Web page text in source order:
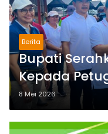
Berita
Bupati
Kepada
Wujud
Sampah
8 Mei 2026